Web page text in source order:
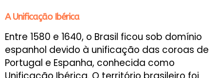
A Unificação Ibérica
Entre 1580 e 1640, o Brasil ficou sob domínio
espanhol devido à unificação das coroas de
Portugal e Espanha, conhecida como